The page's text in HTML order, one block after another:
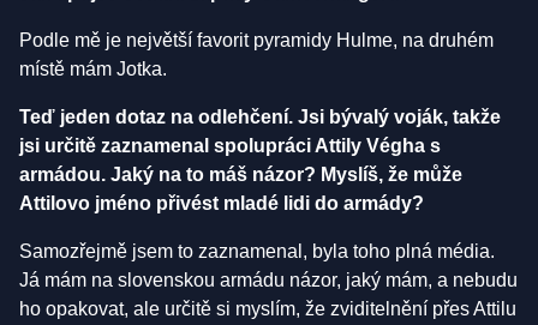
Podle mě je největší favorit pyramidy Hulme, na druhém
místě mám Jotka.
Teď jeden dotaz na odlehčení. Jsi bývalý voják, takže
jsi určitě zaznamenal spolupráci Attily Végha s
armádou. Jaký na to máš názor? Myslíš, že může
Attilovo jméno přivést mladé lidi do armády?
Samozřejmě jsem to zaznamenal, byla toho plná média.
Já mám na slovenskou armádu názor, jaký mám, a nebudu
ho opakovat, ale určitě si myslím, že zviditelnění přes Attilu